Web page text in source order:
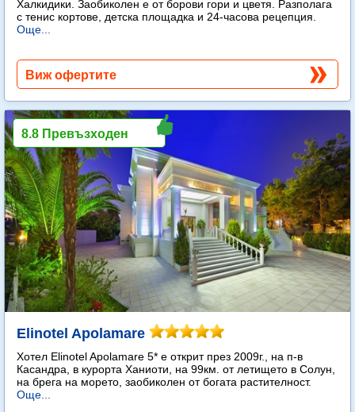
Халкидики. Заобиколен е от борови гори и цветя. Разполага
с тенис кортове, детска площадка и 24-часова рецепция.
Още...
Виж офертите
Elinotel Apolamare
Хотел Elinotel Apolamare 5* е открит през 2009г., на п-в
Касандра, в курорта Ханиоти, на 99км. от летището в Солун,
на брега на морето, заобиколен от богата растителност.
Още...
8.8 Превъзходен